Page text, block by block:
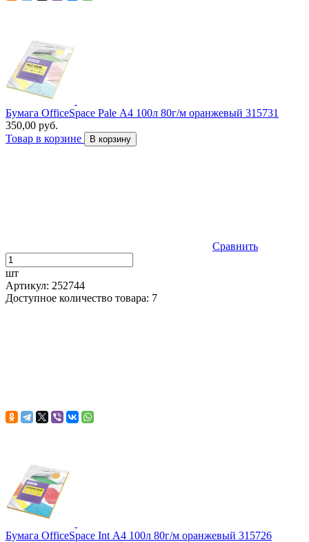
Бумага OfficeSpace Pale А4 100л 80г/м оранжевый 315731
350,00 руб.
Товар в корзине
В корзину
Сравнить
шт
Артикул: 252744
Доступное количество товара: 7
Бумага OfficeSpace Int А4 100л 80г/м оранжевый 315726